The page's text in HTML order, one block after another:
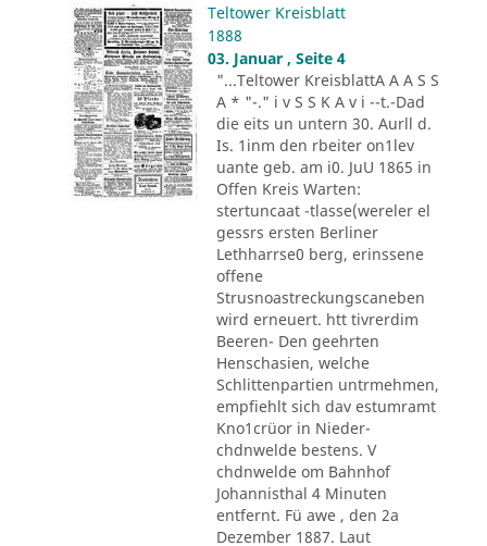
Teltower Kreisblatt
1888
03. Januar , Seite 4
"...Teltower KreisblattA A A S S
A * "-." i v S S K A v i --t.-Dad
die eits un untern 30. Aurll d.
Is. 1inm den rbeiter on1lev
uante geb. am i0. JuU 1865 in
Offen Kreis Warten:
stertuncaat -tlasse(wereler el
gessrs ersten Berliner
Lethharrse0 berg, erinssene
offene
Strusnoastreckungscaneben
wird erneuert. htt tivrerdim
Beeren- Den geehrten
Henschasien, welche
Schlittenpartien untrmehmen,
empfiehlt sich dav estumramt
Kno1crüor in Nieder-
chdnwelde bestens. V
chdnwelde om Bahnhof
Johannisthal 4 Minuten
entfernt. Fü awe , den 2a
Dezember 1887. Laut